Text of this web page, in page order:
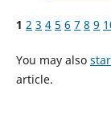
1 2 3 4 5 6 7 8 9
You may also
article.